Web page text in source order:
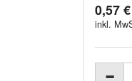
0,57 €
inkl.